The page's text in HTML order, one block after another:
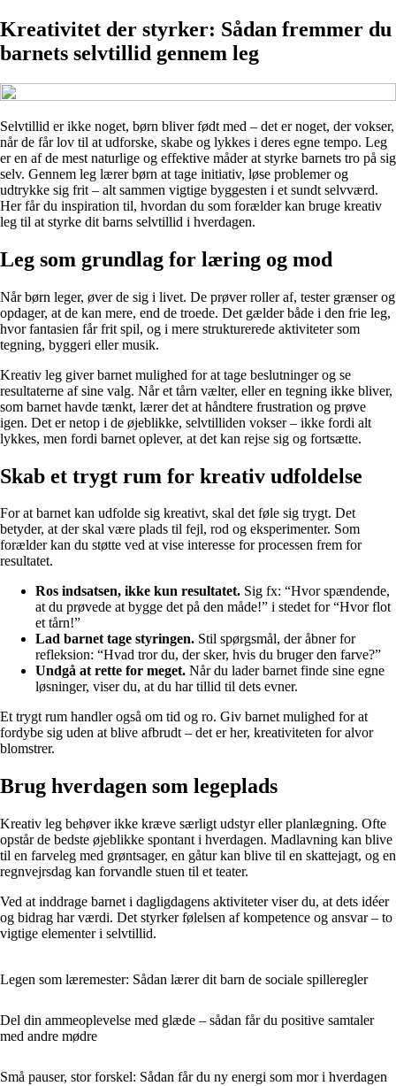
Kreativitet der styrker: Sådan fremmer du
barnets selvtillid gennem leg
Selvtillid er ikke noget, børn bliver født med – det er noget, der vokser,
når de får lov til at udforske, skabe og lykkes i deres egne tempo. Leg
er en af de mest naturlige og effektive måder at styrke barnets tro på sig
selv. Gennem leg lærer børn at tage initiativ, løse problemer og
udtrykke sig frit – alt sammen vigtige byggesten i et sundt selvværd.
Her får du inspiration til, hvordan du som forælder kan bruge kreativ
leg til at styrke dit barns selvtillid i hverdagen.
Leg som grundlag for læring og mod
Når børn leger, øver de sig i livet. De prøver roller af, tester grænser og
opdager, at de kan mere, end de troede. Det gælder både i den frie leg,
hvor fantasien får frit spil, og i mere strukturerede aktiviteter som
tegning, byggeri eller musik.
Kreativ leg giver barnet mulighed for at tage beslutninger og se
resultaterne af sine valg. Når et tårn vælter, eller en tegning ikke bliver,
som barnet havde tænkt, lærer det at håndtere frustration og prøve
igen. Det er netop i de øjeblikke, selvtilliden vokser – ikke fordi alt
lykkes, men fordi barnet oplever, at det kan rejse sig og fortsætte.
Skab et trygt rum for kreativ udfoldelse
For at barnet kan udfolde sig kreativt, skal det føle sig trygt. Det
betyder, at der skal være plads til fejl, rod og eksperimenter. Som
forælder kan du støtte ved at vise interesse for processen frem for
resultatet.
Ros indsatsen, ikke kun resultatet. Sig fx: “Hvor spændende,
at du prøvede at bygge det på den måde!” i stedet for “Hvor flot
et tårn!”
Lad barnet tage styringen. Stil spørgsmål, der åbner for
refleksion: “Hvad tror du, der sker, hvis du bruger den farve?”
Undgå at rette for meget. Når du lader barnet finde sine egne
løsninger, viser du, at du har tillid til dets evner.
Et trygt rum handler også om tid og ro. Giv barnet mulighed for at
fordybe sig uden at blive afbrudt – det er her, kreativiteten for alvor
blomstrer.
Brug hverdagen som legeplads
Kreativ leg behøver ikke kræve særligt udstyr eller planlægning. Ofte
opstår de bedste øjeblikke spontant i hverdagen. Madlavning kan blive
til en farveleg med grøntsager, en gåtur kan blive til en skattejagt, og en
regnvejrsdag kan forvandle stuen til et teater.
Ved at inddrage barnet i dagligdagens aktiviteter viser du, at dets idéer
og bidrag har værdi. Det styrker følelsen af kompetence og ansvar – to
vigtige elementer i selvtillid.
Legen som læremester: Sådan lærer dit barn de sociale spilleregler
Del din ammeoplevelse med glæde – sådan får du positive samtaler
med andre mødre
Små pauser, stor forskel: Sådan får du ny energi som mor i hverdagen